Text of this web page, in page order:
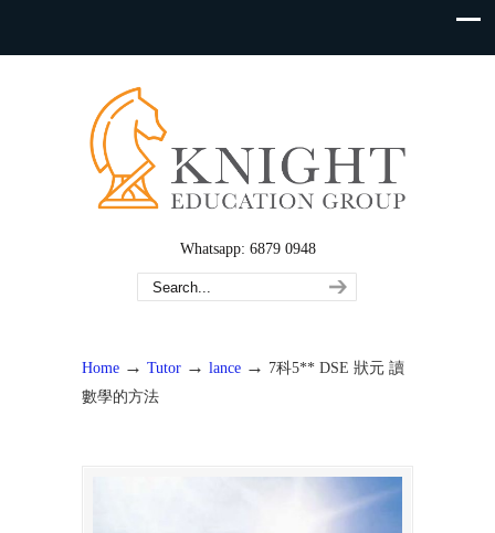
Whatsapp: 6879 0948
Home → Tutor → lance → 7科5** DSE 狀元 讀
數學的方法